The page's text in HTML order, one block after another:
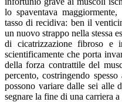
lo spaventava
tasso di recidiva: ben il
un nuovo strappo nella stessa
di cicatrizzazione fibroso e
scientificamente che porta
della forza contrattile del
percento, costringendo
possono variare dalle sei alle
segnare la fine di una carriera